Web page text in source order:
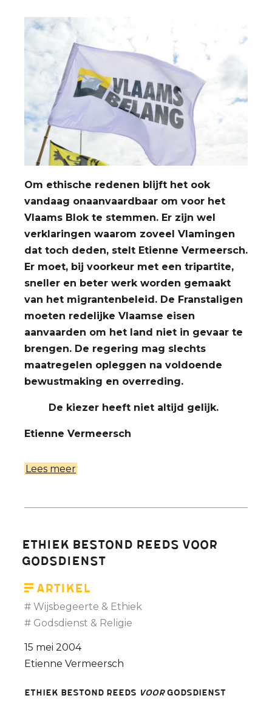
Om ethische redenen blijft het ook
vandaag onaanvaardbaar om voor het
Vlaams Blok te stemmen. Er zijn wel
verklaringen waarom zoveel Vlamingen
dat toch deden, stelt Etienne Vermeersch.
Er moet, bij voorkeur met een tripartite,
sneller en beter werk worden gemaakt
van het migrantenbeleid. De Franstaligen
moeten redelijke Vlaamse eisen
aanvaarden om het land niet in gevaar te
brengen. De regering mag slechts
maatregelen opleggen na voldoende
bewustmaking en overreding.
De kiezer heeft niet altijd gelijk.
Etienne Vermeersch
Lees meer
Vlaams
Blok:
onaanvaardbaar,
wel
Ethiek bestond reeds voor
godsdienst
Artikel
Wijsbegeerte & Ethiek
Godsdienst & Religie
15 mei 2004
Etienne Vermeersch
Ethiek bestond REEDS vOOrgodsdienst